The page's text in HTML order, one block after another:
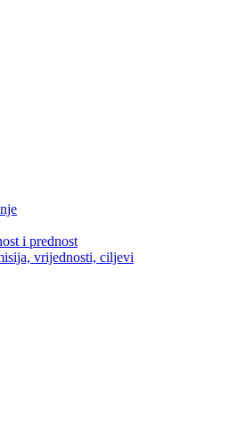
i prednost
vrijednosti, ciljevi